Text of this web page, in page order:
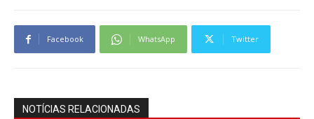
Facebook WhatsApp Twitter
NOTÍCIAS RELACIONADAS